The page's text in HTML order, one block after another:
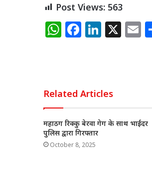
Post Views: 563
W
A
p
p
F
b
o
o
k
Li
d
In
X E
Related Articles
महाठग रिक्कु बेरवा गेग के साथ भाईंदर
पुलिस द्वारा गिरफ्तार
October 8, 2025